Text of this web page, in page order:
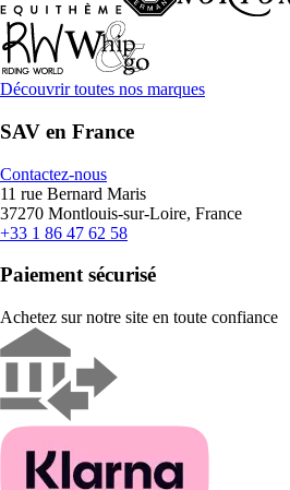
Découvrir toutes nos marques
SAV en France
Contactez-nous
11 rue Bernard Maris
37270 Montlouis-sur-Loire, France
+33 1 86 47 62 58
Paiement sécurisé
Achetez sur notre site en toute confiance